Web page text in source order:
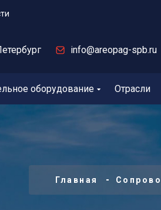
info@areopag-spb.ru
оборудование Отрасли
Главная